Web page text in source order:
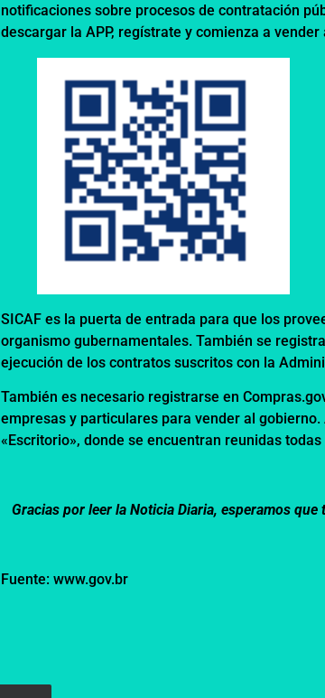
notificaciones sobre procesos de contratación
descargar la APP, regístrate y comienza a vender
SICAF es la puerta de entrada para que los
organismo gubernamentales. También se
ejecución de los contratos suscritos con la
También es necesario registrarse en
empresas y particulares para vender al
«Escritorio», donde se encuentran reunidas
Gracias por leer la Noticia Diaria, esperamos
Fuente: www.gov.br